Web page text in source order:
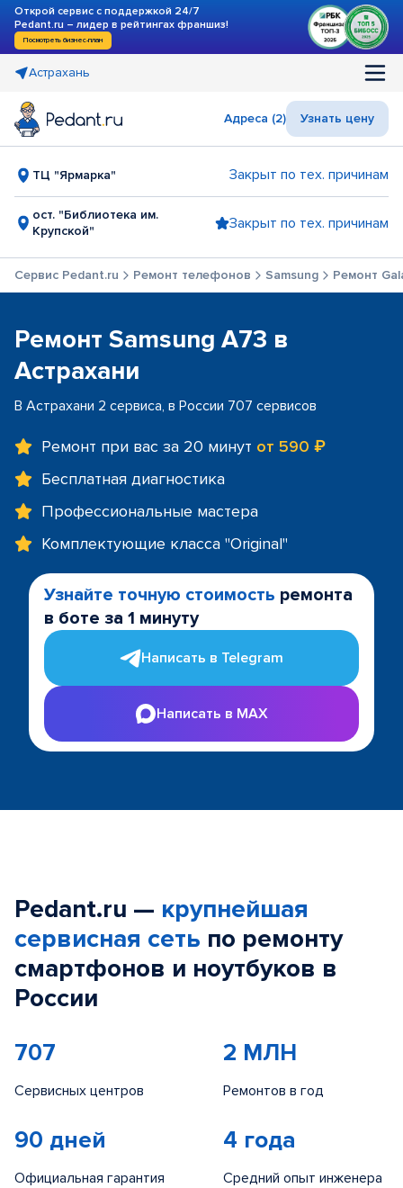
Открой сервис с поддержкой 24/7
Pedant.ru – лидер в рейтингах франшиз!
Посмотреть бизнес-план
Астрахань
Адреса (2) Узнать цену
ТЦ "Ярмарка" Закрыт по тех. причинам
ост. "Библиотека им.
Крупской"
Закрыт по тех. причинам
Сервис Pedant.ru Ремонт телефонов Samsung Ремонт
Ремонт Samsung A73 в
Астрахани
В Астрахани 2 сервиса, в России 707 сервисов
Ремонт при вас за 20 минут от 590 ₽
Бесплатная диагностика
Профессиональные мастера
Комплектующие класса "Original"
Узнайте точную стоимость ремонта
в боте за 1 минуту
Написать в Telegram
Написать в MAX
Pedant.ru — крупнейшая
сервисная сеть по ремонту
смартфонов и ноутбуков в
России
707
Сервисных центров
2 МЛН
Ремонтов в год
90 дней
Официальная гарантия
4 года
Средний опыт инженера